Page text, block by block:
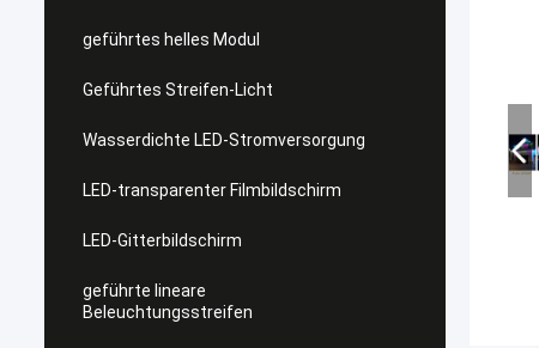
geführtes helles Modul
Geführtes Streifen-Licht
Wasserdichte LED-Stromversorgung
LED-transparenter Filmbildschirm
LED-Gitterbildschirm
geführte lineare
Beleuchtungsstreifen